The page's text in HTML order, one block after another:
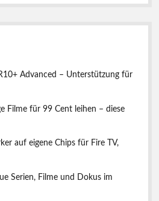
Advanced – Unterstützung für
Filme für 99 Cent leihen – diese
auf eigene Chips für Fire TV,
Serien, Filme und Dokus im